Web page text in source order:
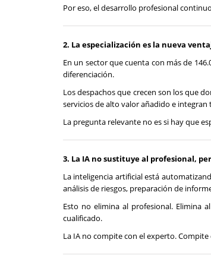
Por eso, el desarrollo profesional
2. La especialización es la nueva
En un sector que cuenta con más de
diferenciación.
Los despachos que crecen son los que
servicios de alto valor añadido e
La pregunta relevante no es si hay que
3. La IA no sustituye al profesional,
La inteligencia artificial está
análisis de riesgos, preparación de
Esto no elimina al profesional. Elimina
cualificado.
La IA no compite con el experto.